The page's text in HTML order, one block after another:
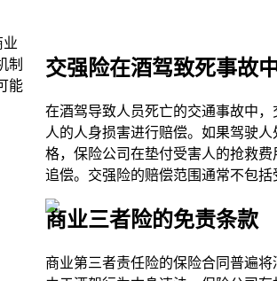
业
制
能
交强险在酒驾致死事故
在酒驾导致人员死亡的交通事故中
人的人身损害进行赔偿。如果驾驶
格，保险公司在垫付受害人的抢救
追偿。交强险的赔偿范围通常不包括
商业三者险的免责条款
商业第三者责任险的保险合同普遍将